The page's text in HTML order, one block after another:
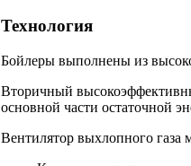
Технология
Бойлеры выполнены из
Вторичный
основной части остаточной
Вентилятор выхлопного газа